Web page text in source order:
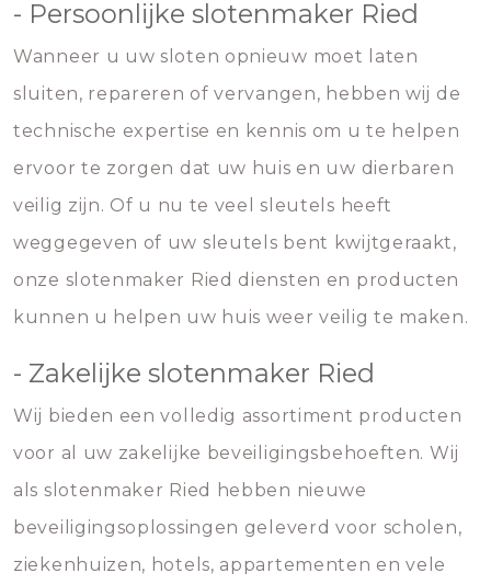
- Persoonlijke slotenmaker Ried
Wanneer u uw sloten opnieuw moet laten
sluiten, repareren of vervangen, hebben wij de
technische expertise en kennis om u te helpen
ervoor te zorgen dat uw huis en uw dierbaren
veilig zijn. Of u nu te veel sleutels heeft
weggegeven of uw sleutels bent kwijtgeraakt,
onze slotenmaker Ried diensten en producten
kunnen u helpen uw huis weer veilig te maken.
- Zakelijke slotenmaker Ried
Wij bieden een volledig assortiment producten
voor al uw zakelijke beveiligingsbehoeften. Wij
als slotenmaker Ried hebben nieuwe
beveiligingsoplossingen geleverd voor scholen,
ziekenhuizen, hotels, appartementen en vele